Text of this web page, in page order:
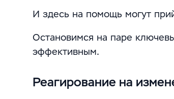
И здесь на помощь могут
Остановимся на паре
эффективным.
Реагирование на